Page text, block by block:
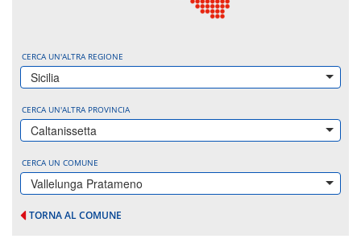
CERCA UN'ALTRA REGIONE
Sicilia
CERCA UN'ALTRA PROVINCIA
Caltanissetta
CERCA UN COMUNE
Vallelunga Pratameno
TORNA AL COMUNE